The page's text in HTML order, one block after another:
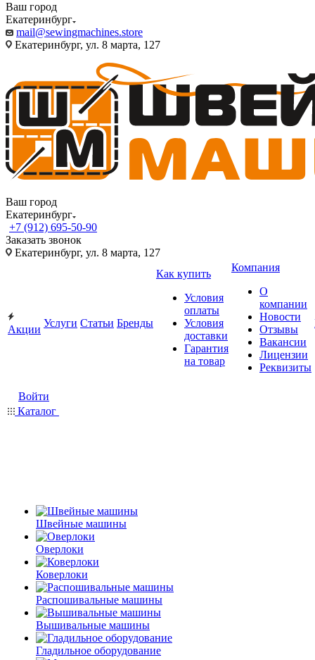
Ваш город
Екатеринбург
mail@sewingmachines.store
Екатеринбург, ул. 8 марта, 127
Ваш город
Екатеринбург
+7 (912) 695-50-90
Заказать звонок
Екатеринбург, ул. 8 марта, 127
Акции
Услуги Статьи Бренды
Как купить
Условия
оплаты
Условия
доставки
Гарантия
на товар
Компания
О
компании
Новости
Отзывы
Вакансии
Лицензии
Реквизиты
Войти
Каталог
Швейные машины
Оверлоки
Коверлоки
Распошивальные машины
Вышивальные машины
Гладильное оборудование